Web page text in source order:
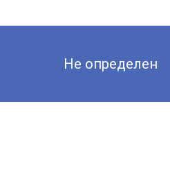
Не определен